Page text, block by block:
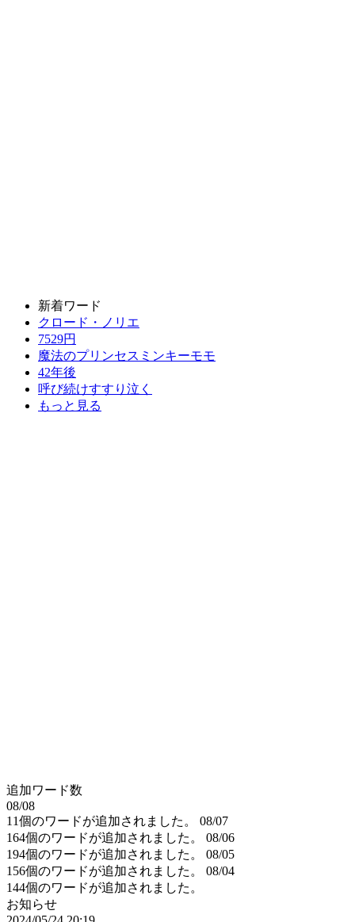
新着ワード
クロード・ノリエ
7529円
魔法のプリンセスミンキーモモ
42年後
呼び続けすすり泣く
もっと見る
追加ワード数
08/08
11個のワードが追加されました。
08/07
164個のワードが追加されました。
08/06
194個のワードが追加されました。
08/05
156個のワードが追加されました。
08/04
144個のワードが追加されました。
お知らせ